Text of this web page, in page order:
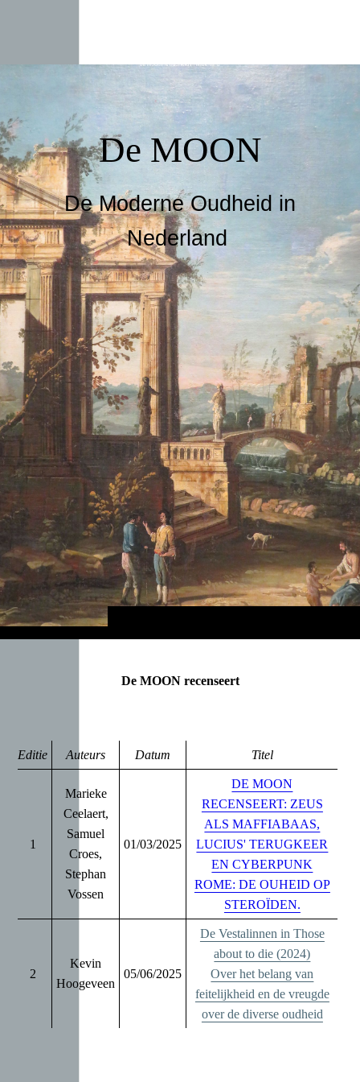
De MOON
De Moderne Oudheid in
Nederland
De MOON recenseert
Editie Auteurs Datum Titel
1
Marieke
Ceelaert,
Samuel
Croes,
Stephan
Vossen
01/03/2025
DE MOON
RECENSEERT: ZEUS
ALS MAFFIABAAS,
LUCIUS' TERUGKEER
EN CYBERPUNK
ROME: DE OUHEID OP
STEROÏDEN.
2
Kevin
Hoogeveen
05/06/2025
De Vestalinnen in Those
about to die (2024)
Over het belang van
feitelijkheid en de vreugde
over de diverse oudheid